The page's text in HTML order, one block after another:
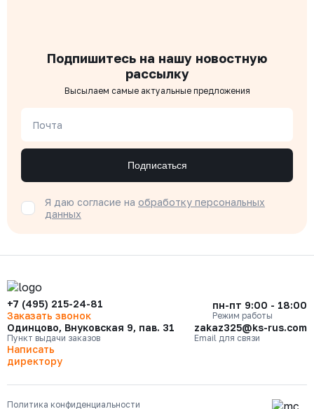
Подпишитесь на нашу новостную
рассылку
Высылаем самые актуальные предложения
Почта
Подписаться
Я даю согласие на обработку персональных
данных
+7 (495) 215-24-81
Заказать звонок
пн-пт 9:00 - 18:00
Режим работы
Одинцово, Внуковская 9, пав. 31
Пункт выдачи заказов
zakaz325@ks-rus.com
Email для связи
Написать
директору
Политика конфиденциальности